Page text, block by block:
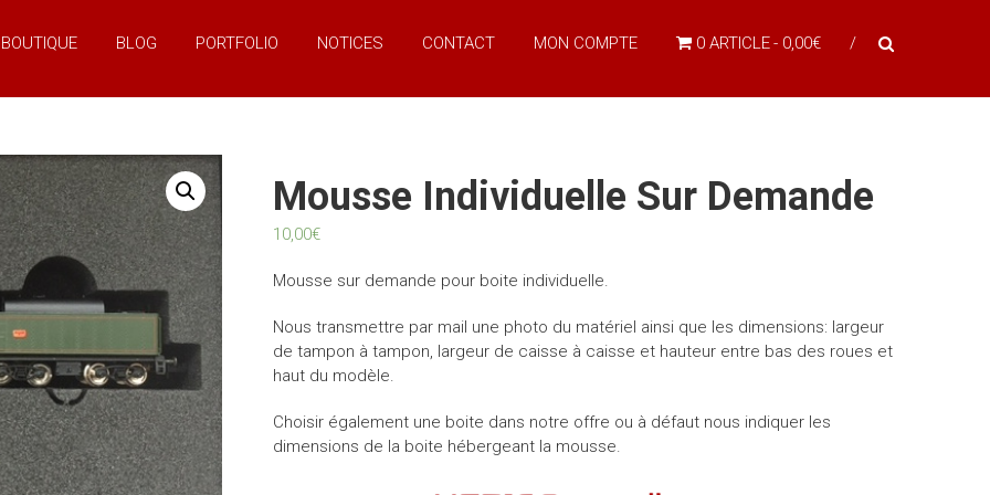
BOUTIQUE BLOG PORTFOLIO NOTICES CONTACT MON COMPTE 0 ARTICLE 0,00€
Mousse Individuelle Sur Demande
10,00€
Mousse sur demande pour boite individuelle.
Nous transmettre par mail une photo du matériel ainsi que les dimensions: largeur
de tampon à tampon, largeur de caisse à caisse et hauteur entre bas des roues et
haut du modèle.
Choisir également une boite dans notre offre ou à défaut nous indiquer les
dimensions de la boite hébergeant la mousse.